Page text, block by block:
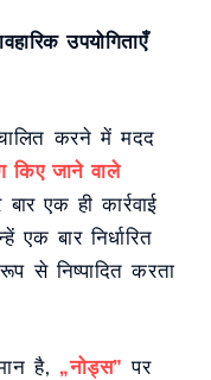
उपयोगिताएँ
करने में मदद
किए जाने वाले
एक ही कार्रवाई
बार निर्धारित
से निष्पादित करता
है, „नोड्स” पर